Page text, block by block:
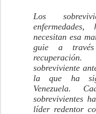
Los
necesitan esa
guie a
sobreviviente
la que ha
Venezuela.
sobrevivientes
líder redentor